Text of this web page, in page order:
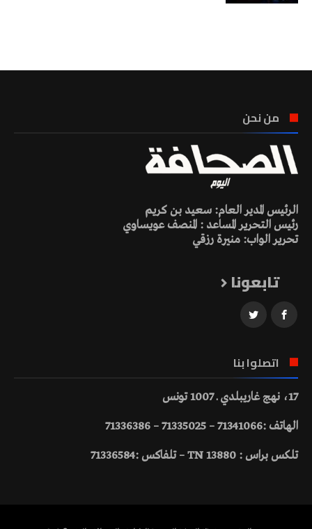
من نحن
الرئيس المدير العام: سعيد بن كريم
رئيس التحرير المساعد : المنصف عويساوي
تحرير الواب: منيرة رزقي
تابعونا
اتصلوا بنا
17، نهج غاريبلدي ـ 1007 تونس
الهاتف :71341066 – 71335025 – 71336386
تلكس براس : 13880 TN – تلفاكس :71336584